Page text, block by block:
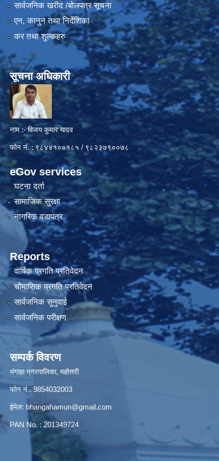
सार्वजनिक खरीद /बोलपत्र सूचना
एन, कानुन तथा निर्देशिका
कर तथा शुल्कहरु
सूचना अधिकारी
नाम :- विजय कुमार यादव
फोन नं. : ९८४४१००१८५ / ९८२३७९००७८
eGov services
घटना दर्ता
सामाजिक सुरक्षा
नागरिक वडापत्र
Reports
वार्षिक प्रगति प्रतिवेदन
चौमासिक प्रगति प्रतिवेदन
सार्वजनिक सुनुवाई
सार्वजनिक परीक्षण
सम्पर्क विवरण
भंगाहा नगरपालिका, महोत्तरी
फोन नं . 9854032003
ईमेल: bhangahamun@gmail.com
PAN No. : 201349724